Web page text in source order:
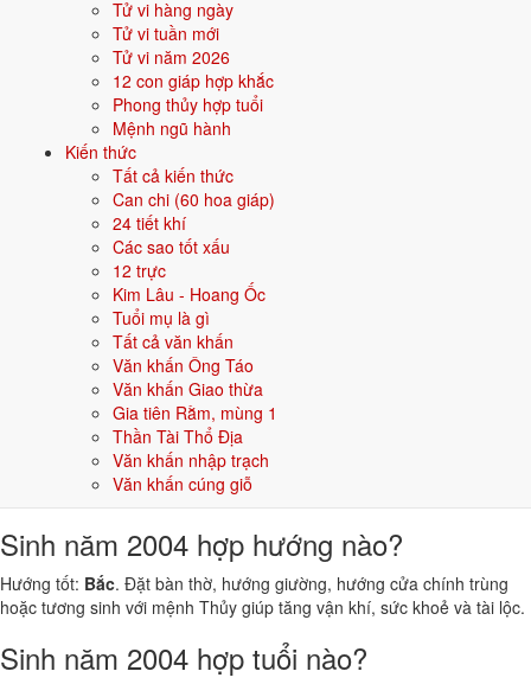
Tử vi hàng ngày
Tử vi tuần mới
Tử vi năm 2026
12 con giáp hợp khắc
Phong thủy hợp tuổi
Mệnh ngũ hành
Kiến thức
Tất cả kiến thức
Can chi (60 hoa giáp)
24 tiết khí
Các sao tốt xấu
12 trực
Kim Lâu - Hoang Ốc
Tuổi mụ là gì
Tất cả văn khấn
Văn khấn Ông Táo
Văn khấn Giao thừa
Gia tiên Rằm, mùng 1
Thần Tài Thổ Địa
Văn khấn nhập trạch
Văn khấn cúng giỗ
Đặt tên cho người sinh năm 2004 mệnh Thủy
Khi đặt tên cho người sinh năm
bộ chữ Hán thuộc hành bản mệnh hoặc hành tương sinh; tránh bộ chữ
thuộc hành tương khắc. Dưới đây là gợi ý cho
👧 Nữ
Gợi ý tên đẹp cho Nam mệnh Thủy:
Giang Long Quang Hải
Sinh năm 2004 hợp gì - kỵ gì
Người sinh năm2004mệnh Thủy
tương sinh, kỵ các yếu tố tương khắc. Cụ thể trên 5 phương diện:
Sinh năm 2004 hợp màu gì?
Người mệnhThủysinh năm 2004 nên ưu tiên các màu thuộc bản
mệnh và màu tương sinh:Đen, Xanh dương, Xanh nước biển
cho quần áo, xe, sơn nhà, vật phẩm phong thuỷ.
Sinh năm 2004 hợp hướng nào?
Hướng tốt: Bắc. Đặt bàn thờ, hướng giường, hướng cửa chính trùng
hoặc tương sinh với mệnh Thủy giúp tăng vận khí, sức khoẻ và tài lộc.
Sinh năm 2004 hợp tuổi nào?